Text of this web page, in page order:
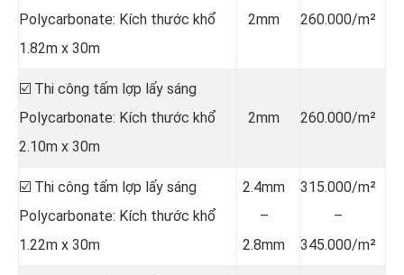
Polycarbonate: Kích thước khổ
1.82m x 30m
2mm 260.000/m²
☑️ Thi công tấm lợp lấy sáng
Polycarbonate: Kích thước khổ
2.10m x 30m
2mm 260.000/m²
☑️ Thi công tấm lợp lấy sáng
Polycarbonate: Kích thước khổ
1.22m x 30m
2.4mm
–
2.8mm
315.000/m²
–
345.000/m²